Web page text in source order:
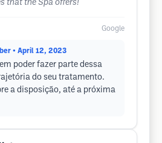
that the Spa offers!
Google
• April 12, 2023
poder fazer parte dessa
do seu tratamento.
a disposição, até a próxima